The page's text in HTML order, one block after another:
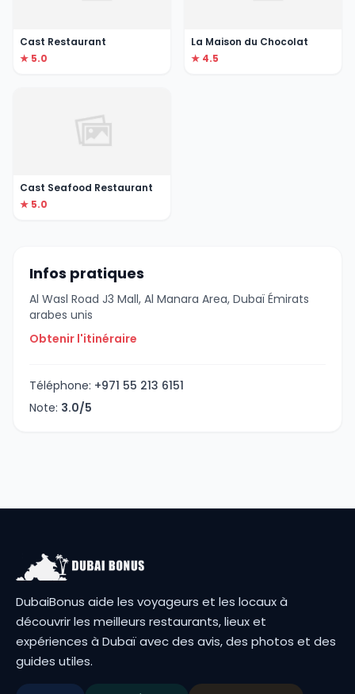
Cast Restaurant
★ 5.0
La Maison du Chocolat
★ 4.5
Cast Seafood Restaurant
★ 5.0
Infos pratiques
Al Wasl Road J3 Mall, Al Manara Area, Dubaï Émirats
arabes unis
Obtenir l'itinéraire
Téléphone: +971 55 213 6151
Note: 3.0/5
DubaiBonus aide les voyageurs et les locaux à
découvrir les meilleurs restaurants, lieux et
expériences à Dubaï avec des avis, des photos et des
guides utiles.